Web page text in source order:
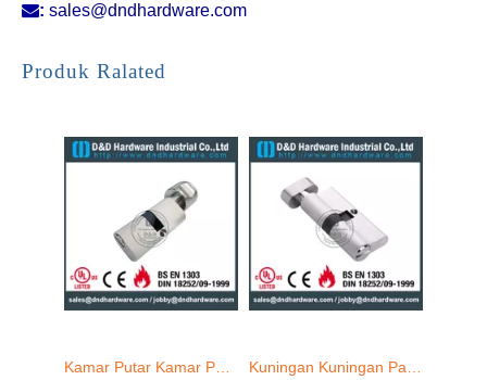
: sales@dndhardware.com
Produk Ralated
Kuningan silinder tunggal Kuningan-DDLC009